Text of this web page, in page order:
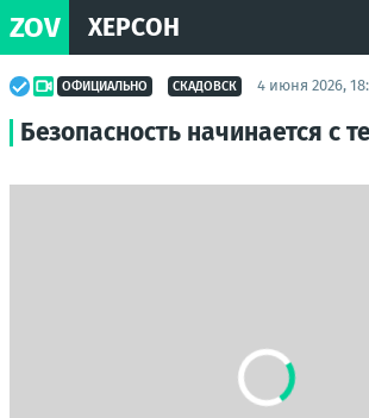
ZOV ХЕРСОН
ОФИЦИАЛЬНО СКАДОВСК 4 июня 2026,
Безопасность начинается с